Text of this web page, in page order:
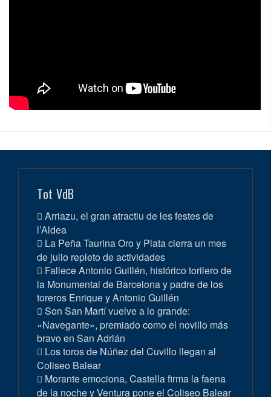
Tot VdB
Arriazu, el gran atractiu de les festes de
l’Aldea
La Peña Taurina Oro y Plata cierra un mes
de julio repleto de actividades
Fallece Antonio Guillén, histórico torilero de
la Monumental de Barcelona y padre de los
toreros Enrique y Antonio Guillén
Son San Martí vuelve a lo grande:
«Navegante», premiado como el novillo más
bravo en San Adrián
Los toros de Núñez del Cuvillo llegan al
Coliseo Balear
Morante emociona, Castella firma la faena
de la noche y Ventura pone el Coliseo Balear